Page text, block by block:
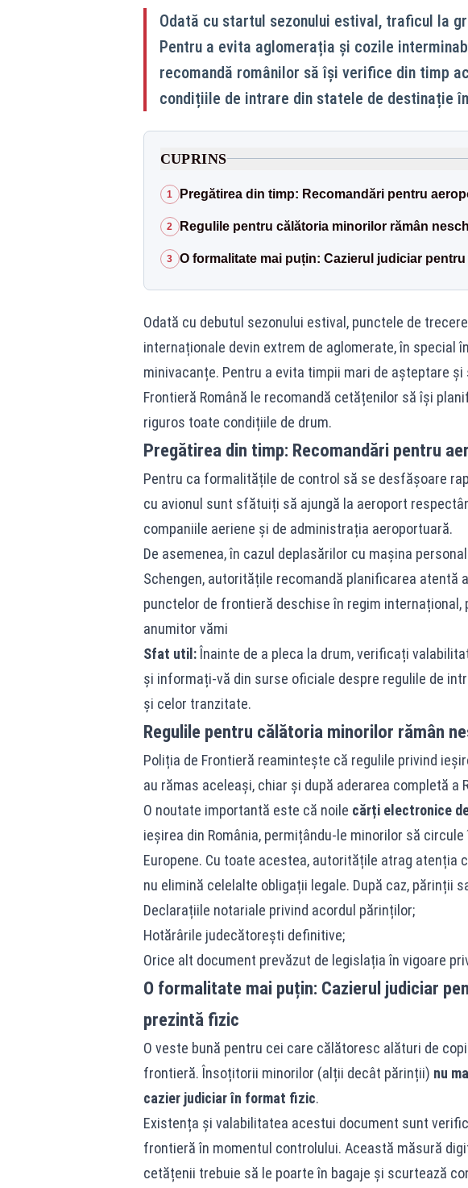
Odată cu startul sezonului estival, traficul la
Pentru a evita aglomerația și cozile
recomandă românilor să își verifice din timp
condițiile de intrare din statele de destinație
CUPRINS
1 Pregătirea din timp: Recomandări pentru
2 Regulile pentru călătoria minorilor rămân
3 O formalitate mai puțin: Cazierul judiciar
Odată cu debutul sezonului estival, punctele de
internaționale devin extrem de aglomerate, în special
minivacanțe. Pentru a evita timpii mari de așteptare
Frontieră Română le recomandă cetățenilor să își
riguros toate condițiile de drum.
Pregătirea din timp: Recomandări pentru
Pentru ca formalitățile de control să se desfășoare
cu avionul sunt sfătuiți să ajungă la aeroport
companiile aeriene și de administrația aeroportuară.
De asemenea, în cazul deplasărilor cu mașina
Schengen, autoritățile recomandă planificarea atentă
punctelor de frontieră deschise în regim
anumitor vămi
Sfat util:Înainte de a pleca la drum, verificați
și informați-vă din surse oficiale despre regulile de
și celor tranzitate.
Regulile pentru călătoria minorilor rămân
Poliția de Frontieră reamintește că regulile privind
au rămas aceleași, chiar și după aderarea completă a
O noutate importantă este că noile cărți electronice
ieșirea din România, permițându-le minorilor să
Europene. Cu toate acestea, autoritățile atrag atenția
nu elimină celelalte obligații legale. După caz, părinții
Declarațiile notariale privind acordul părinților;
Hotărârile judecătorești definitive;
Orice alt document prevăzut de legislația în vigoare
O formalitate mai puțin: Cazierul judiciar
prezintă fizic
O veste bună pentru cei care călătoresc alături de
frontieră. Însoțitorii minorilor (alții decât părinții) nu
cazier judiciar în format fizic.
Existența și valabilitatea acestui document sunt
frontieră în momentul controlului. Această măsură
cetățenii trebuie să le poarte în bagaje și scurtează